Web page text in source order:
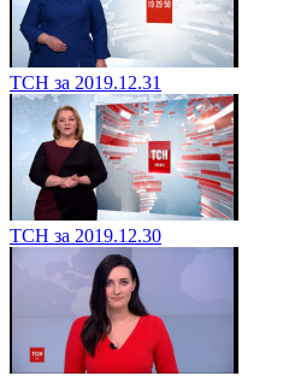
ТСН за 2019.12.31
ТСН за 2019.12.30